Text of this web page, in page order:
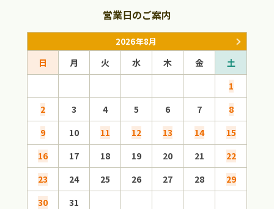
営業日のご案内
2026年8月
日 月 火 水 木 金
土
1
2
3 4 5 6 7
8
9
10 11 12 13 14
15
16
17 18 19 20 21
22
23
24 25 26 27 28
29
30
31